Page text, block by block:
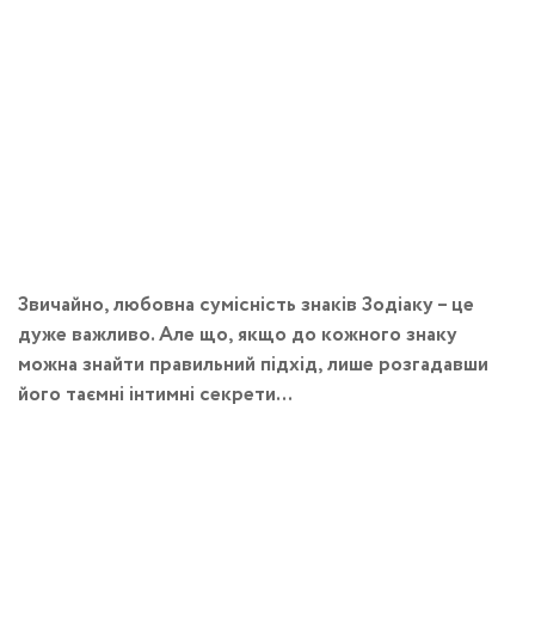
Звичайно, любовна сумісність знаків Зодіаку – це
дуже важливо. Але що, якщо до кожного знаку
можна знайти правильний підхід, лише розгадавши
його таємні інтимні секрети…